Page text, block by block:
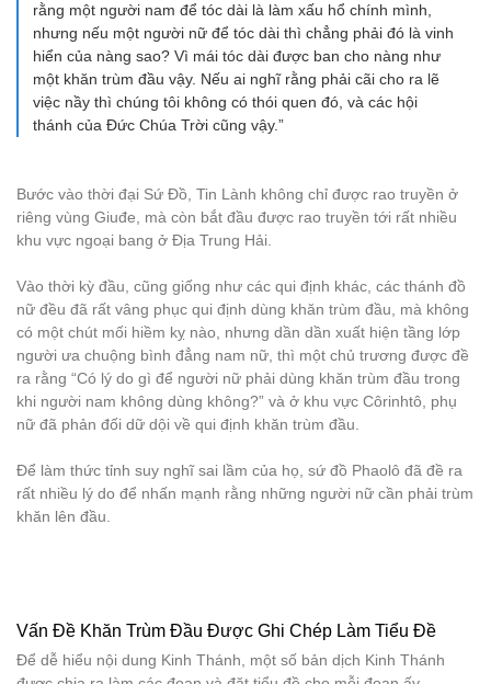
rằng một người nam để tóc dài là làm xấu hổ chính mình,
nhưng nếu một người nữ để tóc dài thì chẳng phải đó là vinh
hiển của nàng sao? Vì mái tóc dài được ban cho nàng như
một khăn trùm đầu vậy. Nếu ai nghĩ rằng phải cãi cho ra lẽ
việc nầy thì chúng tôi không có thói quen đó, và các hội
thánh của Đức Chúa Trời cũng vậy.”
Bước vào thời đại Sứ Đồ, Tin Lành không chỉ được rao truyền ở
riêng vùng Giuđe, mà còn bắt đầu được rao truyền tới rất nhiều
khu vực ngoại bang ở Địa Trung Hải.
Vào thời kỳ đầu, cũng giống như các qui định khác, các thánh đồ
nữ đều đã rất vâng phục qui định dùng khăn trùm đầu, mà không
có một chút mối hiềm kỵ nào, nhưng dần dần xuất hiện tầng lớp
người ưa chuộng bình đẳng nam nữ, thì một chủ trương được đề
ra rằng “Có lý do gì để người nữ phải dùng khăn trùm đầu trong
khi người nam không dùng không?” và ở khu vực Côrinhtô, phụ
nữ đã phản đối dữ dội về qui định khăn trùm đầu.
Để làm thức tỉnh suy nghĩ sai lầm của họ, sứ đồ Phaolô đã đề ra
rất nhiều lý do để nhấn mạnh rằng những người nữ cần phải trùm
khăn lên đầu.
Vấn Đề Khăn Trùm Đầu Được Ghi Chép Làm Tiểu Đề
Để dễ hiểu nội dung Kinh Thánh, một số bản dịch Kinh Thánh